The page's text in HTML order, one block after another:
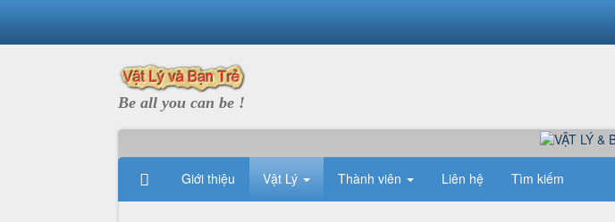
Be all you can be !
Giới thiệu Vật Lý Thành viên Liên hệ Tìm kiếm